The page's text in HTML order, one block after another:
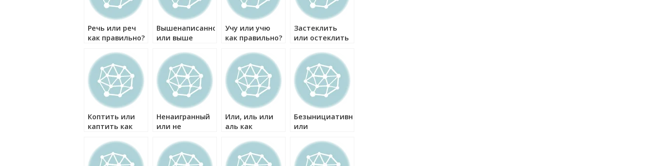
Речь или реч
как правильно?
Вышенаписанное
или выше
правильно?
Учу или учю
как правильно?
Застеклить
или остеклить
Коптить или
каптить как
Ненаигранный
или не
правильно?
Или, иль или
аль как
Безынициативный
или
как правильно?